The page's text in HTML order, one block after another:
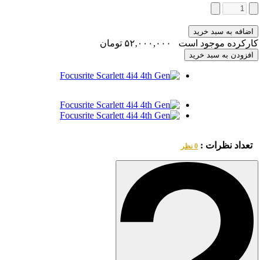
اضافه به سبد خرید
کارکرده موجود است ۵٢,٠٠٠,٠٠٠ تومان
افزودن به سبد خرید
تعداد نظرات : 0 نظر